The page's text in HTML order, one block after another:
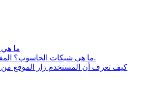
ما هي
ما هي شبكات الحاسوب؟ المفاهيم الأساسية.
كيف تعرف أن المستخدم زار الموقع